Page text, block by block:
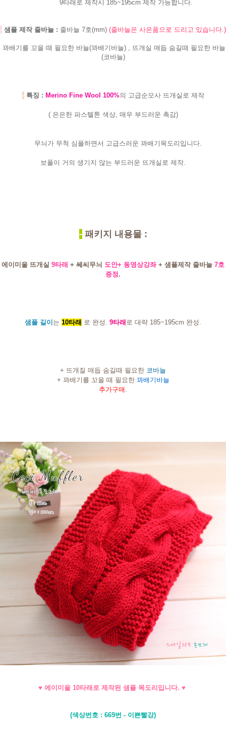
9타래로 제작시 185~195cm 제작 가능합니다.
- 샘플 제작 줄바늘 : 줄바늘 7호(mm) (줄바늘은 사은품으로 드리고 있습니다.)
꽈배기를 꼬을 때 필요한 바늘(꽈배기바늘) , 뜨개실 매듭 숨길때 필요한 바늘
(코바늘)
- 특징 : Merino Fine Wool 100%의 고급순모사 뜨개실로 제작
( 은은한 파스텔톤 색상, 매우 부드러운 촉감)
무늬가 무척 심플하면서 고급스러운 꽈배기목도리입니다.
보풀이 거의 생기지 않는 부드러운 뜨개실로 제작.
- 패키지 내용물 :
에이미울 뜨개실 9타래 + 쎄씨무늬 도안+ 동영상강좌+ 샘플제작 줄바늘 7호
증정.
샘플 길이 는 10타래 로 완성. 9타래 로 대략 185~195cm 완성.
+ 뜨개질 매듭 숨길때 필요한 코바늘
+ 꽈배기를 꼬을 때 필요한 꽈배기바늘
추가구매 .
♥ 에이미울 10타래로 제작된 샘플 목도리입니다. ♥
(색상번호 : 669번 - 이쁜빨강)